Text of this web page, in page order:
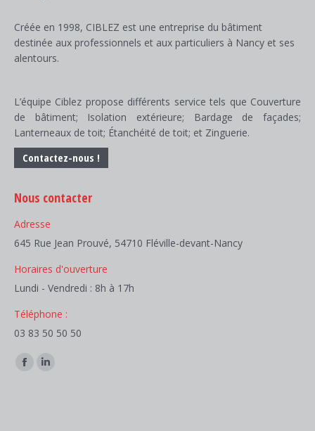
Créée en 1998, CIBLEZ est une entreprise du bâtiment
destinée aux professionnels et aux particuliers à Nancy et ses
alentours.
L’équipe Ciblez propose différents service tels que Couverture
de bâtiment; Isolation extérieure; Bardage de façades;
Lanterneaux de toit; Étanchéité de toit; et Zinguerie.
Contactez-nous !
Nous contacter
Adresse
645 Rue Jean Prouvé, 54710 Fléville-devant-Nancy
Horaires d'ouverture
Lundi - Vendredi : 8h à 17h
Téléphone :
03 83 50 50 50
Trouvez nous sur :
Facebook
LinkedIn